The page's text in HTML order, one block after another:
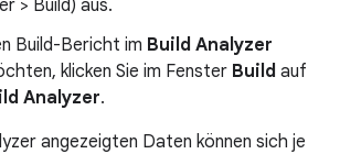
> Build) aus.
Build-Bericht im Build Analyzer
klicken Sie im Fenster Build auf
Analyzer.
angezeigten Daten können sich je